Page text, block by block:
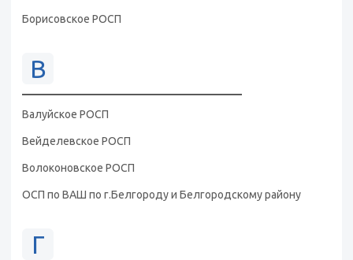
Борисовское РОСП
В
Валуйское РОСП
Вейделевское РОСП
Волоконовское РОСП
ОСП по ВАШ по г.Белгороду и Белгородскому району
Г